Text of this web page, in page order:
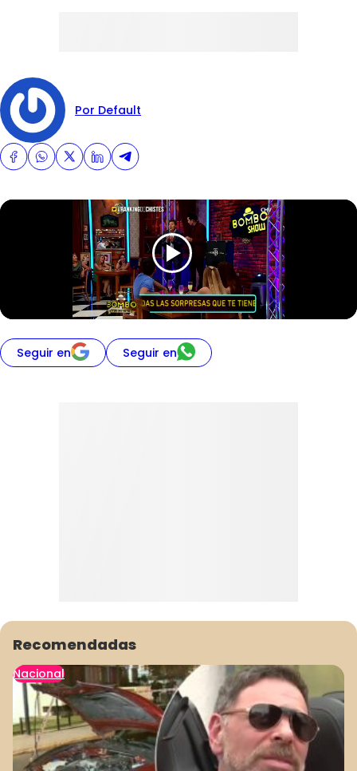
Por Default
Seguir en Seguir en
Recomendadas
Nacional